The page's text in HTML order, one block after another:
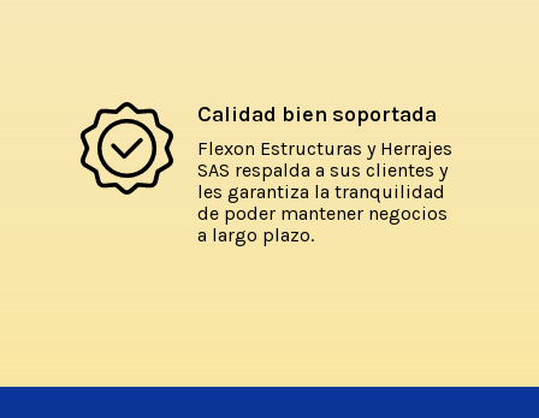
Calidad bien soportada
Flexon Estructuras y Herrajes
SAS respalda a sus clientes y
les garantiza la tranquilidad
de poder mantener negocios
a largo plazo.